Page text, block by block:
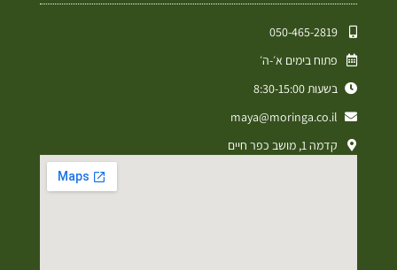
050-465-2819⁩
פתוח בימים א׳-ה׳
בשעות 8:30-15:00
maya@moringa.co.il
קדמה 1, מושב כפר חיים